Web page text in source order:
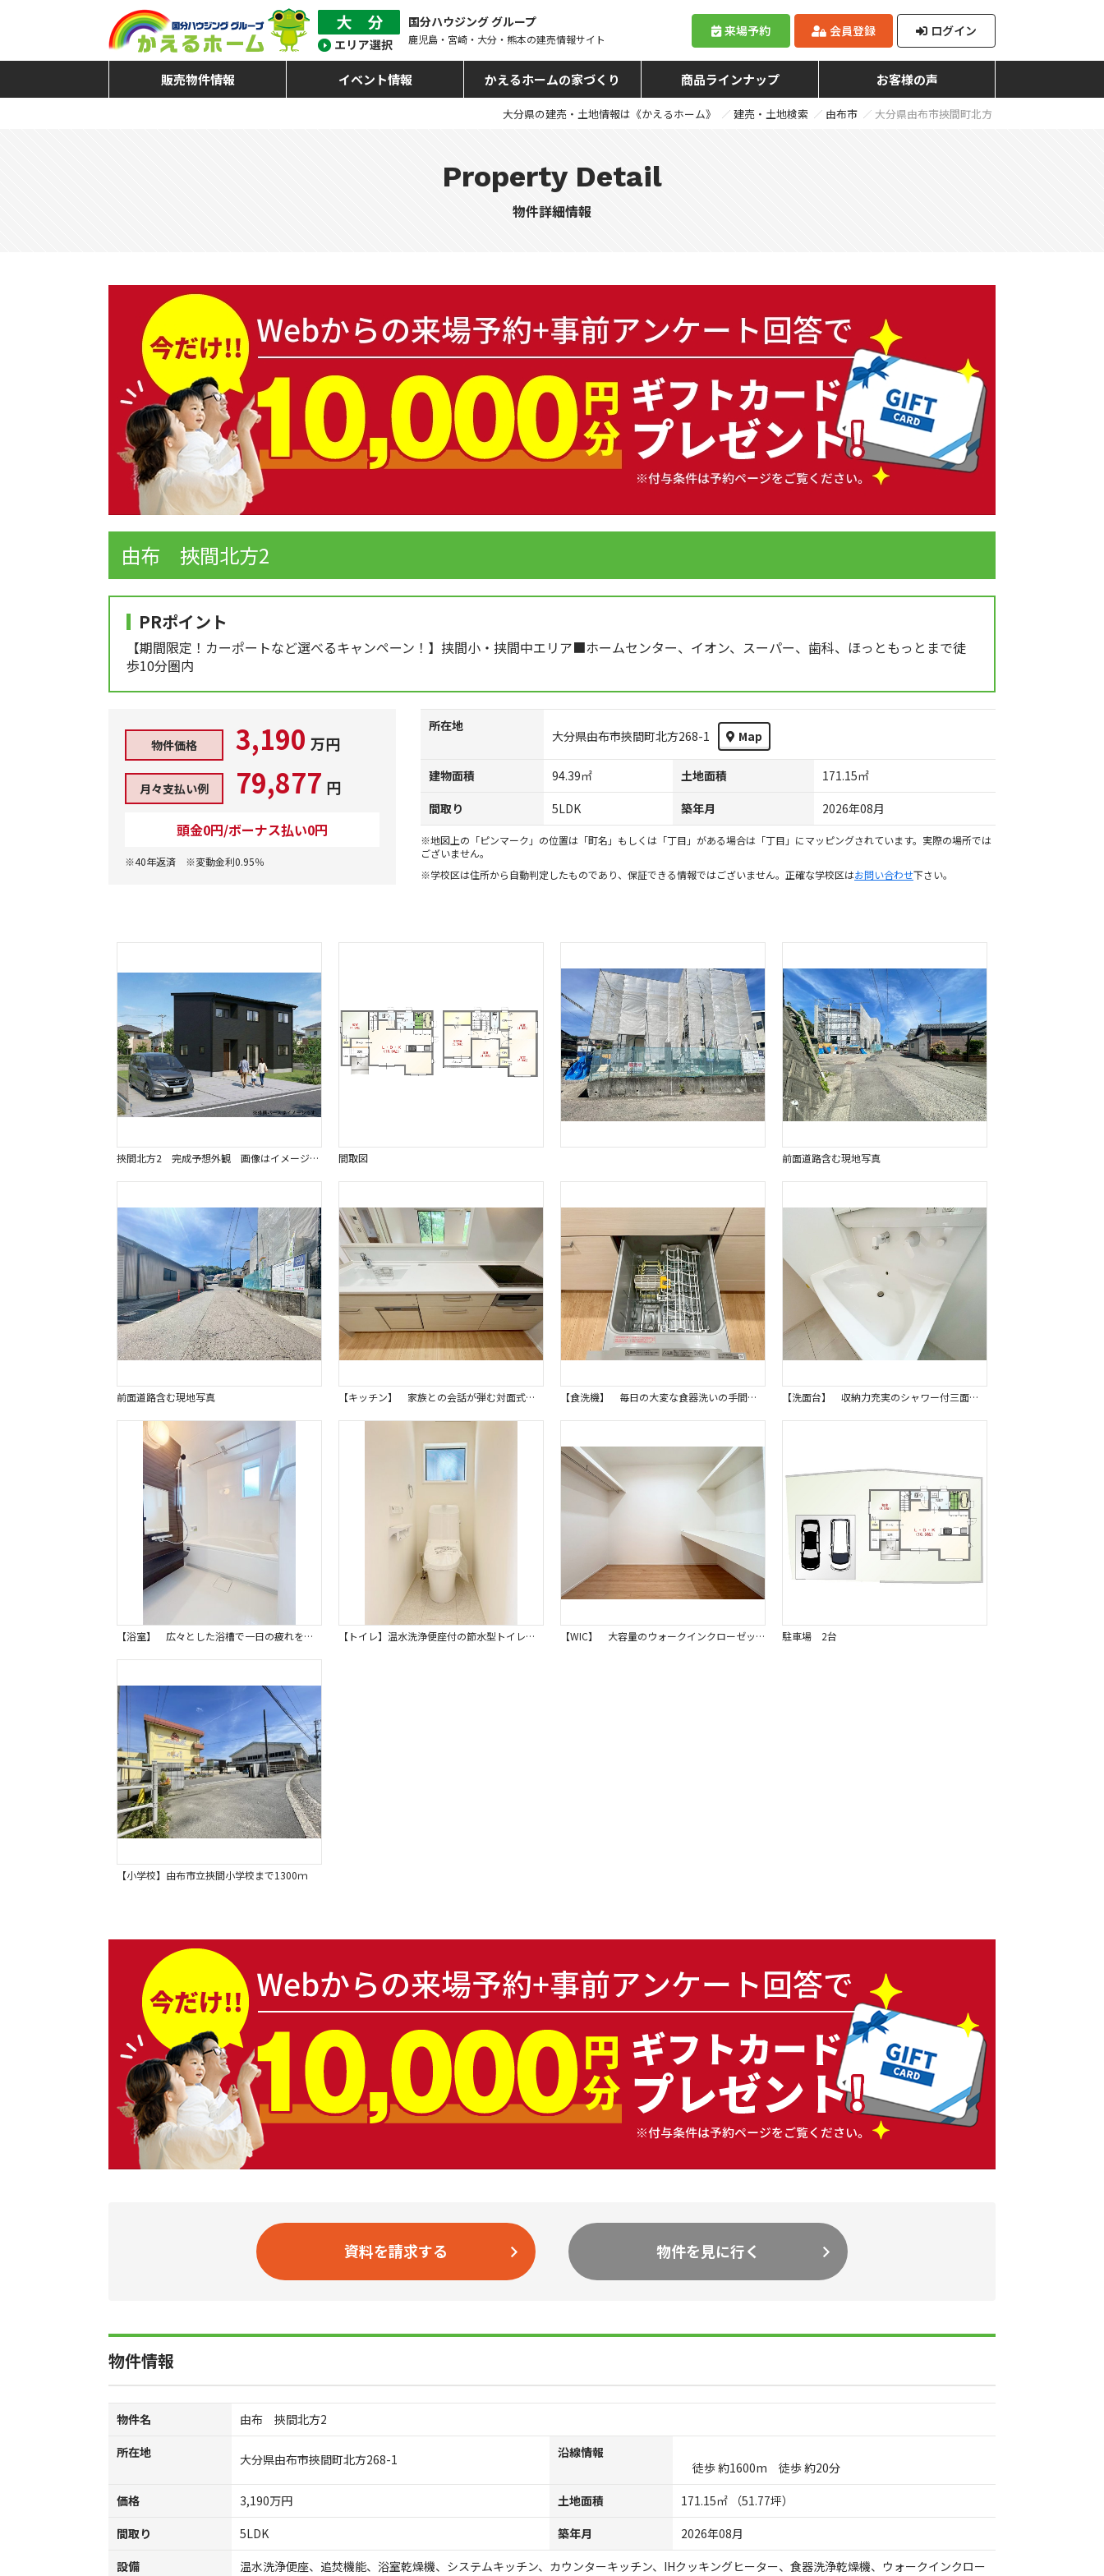
国分ハウジング グループ
鹿児島・宮崎・大分・熊本の建売情報サイト
来場予約 会員登録 ログイン
販売物件情報 イベント情報 かえるホームの家づくり 商品ラインナップ お客様の声
大分県の建売・土地情報は《かえるホーム》 建売・土地検索 由布市 大分県由布市挾間町北方
Property Detail
物件詳細情報
由布 挾間北方2
PRポイント
【期間限定！カーポートなど選べるキャンペーン！】挟間小・挟間中エリア■ホームセンター、イオン、スーパー、歯科、ほっともっとまで徒
歩10分圏内
物件価格 3,190 万円
月々支払い例 79,877 円
頭金0円/ボーナス払い0円
※40年返済 ※変動金利0.95％
所在地
大分県由布市挾間町北方268-1 Map
建物面積 94.39㎡ 土地面積
171.15㎡
間取り
5LDK 築年月 2026年08月
※地図上の「ピンマーク」の位置は「町名」もしくは「丁目」がある場合は「丁目」にマッピングされています。実際の場所では
ございません。
※学校区は住所から自動判定したものであり、保証できる情報ではございません。正確な学校区はお問い合わせ下さい。
挾間北方2 完成予想外観 画像はイメージです。 間取図 前面道路含む現地写真
前面道路含む現地写真 【キッチン】 家族との会話が弾む対面式のキッチン。料理をしながらリビング見渡せる嬉しい安心設計です。 子育て世代にも嬉しい、家族の繋がりを育む空間となるでしょう。同仕様写真。 【食洗機】 毎日の大変な食器洗いの手間を省いてくれる強い味方、ビルトイン食器洗浄機を完備しています。 忙しい日々の家事を強力にサポートし、家族と過ごす時間を増やせる嬉しい設備です。同仕様写真。 【洗面台】 収納力充実のシャワー付三面鏡洗面台は、朝の身支度もスムーズに行える機能的なデザインです。 ミラー裏収納も活用でき、化粧品や洗面用品などもすっきりと片付きます。同仕様写真。
【浴室】 広々とした浴槽で一日の疲れを癒すことができ、小窓で自然乾燥もできる衛生的で快適な浴室です。 浴室乾燥機も完備しているので、いつでも快適なバスタイムを過ごせます。同仕様写真。 【トイレ】温水洗浄便座付の節水型トイレ。衛生的でお掃除もしやすくトイレ空間を清潔で快適に過ごせます。 嬉しいタオルリングやペーパーホルダーも完備です。同仕様写真。 【WIC】 大容量のウォークインクローゼットなので衣類はもちろん、小物やカバンもたっぷり収納可能です。 お部屋を広く使うことができ、日々の生活をより快適にサポートします。同仕様写真。 駐車場 2台
【小学校】由布市立挾間小学校まで1300ｍ
資料を請求する 物件を見に行く
物件情報
物件名
由布 挾間北方2
所在地
大分県由布市挾間町北方268-1
沿線情報
徒歩 約1600m 徒歩 約20分
価格
3,190万円 土地面積
171.15㎡ （51.77坪）
間取り
5LDK 築年月
2026年08月
設備
温水洗浄便座、追焚機能、浴室乾燥機、システムキッチン、カウンターキッチン、IHクッキングヒーター、食器洗浄乾燥機、ウォークインクロー